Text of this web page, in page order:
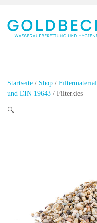
Startseite / Shop / Filtermaterial
und DIN 19643 / Filterkies
🔍